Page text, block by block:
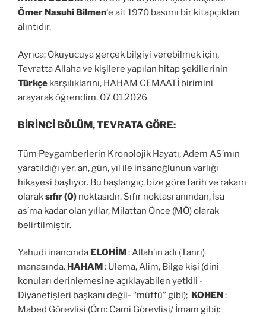
Ömer Nasuhi Bilmen‘e ait 1970 basımı bir kitapçıktan
alıntıdır.
Ayrıca; Okuyucuya gerçek bilgiyi verebilmek için,
Tevratta Allaha ve kişilere yapılan hitap şekillerinin
Türkçe karşılıklarını, HAHAM CEMAATİ birimini
arayarak öğrendim. 07.01.2026
BİRİNCİ BÖLÜM, TEVRATA GÖRE:
Tüm Peygamberlerin Kronolojik Hayatı, Adem AS’mın
yaratıldığı yer, an, gün, yıl ile insanoğlunun varlığı
hikayesi başlıyor. Bu başlangıç, bize göre tarih ve rakam
olaraksıfır(0) noktasıdır. Sıfır noktası anından, İsa
as’ma kadar olan yıllar, Milattan Önce (MÖ) olarak
belirtilmiştir.
Yahudi inancında ELOHİM : Allah’ın adı (Tanrı)
manasında. HAHAM : Ulema, Alim, Bilge kişi (dini
konuları derinlemesine açıklayabilen yetkili -
Diyanetişleri başkanı değil- “müftü” gibi); KOHEN :
Mabed Görevlisi (Örn: Cami Görevlisi/ İmam gibi):